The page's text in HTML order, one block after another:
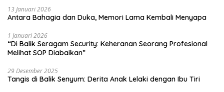
13 Januari 2026
Antara Bahagia dan Duka, Memori Lama Kembali Menyapa
1 Januari 2026
“Di Balik Seragam Security: Keheranan Seorang Profesional
Melihat SOP Diabaikan”
29 Desember 2025
Tangis di Balik Senyum: Derita Anak Lelaki dengan Ibu Tiri